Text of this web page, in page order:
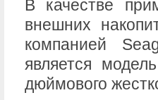
В качестве
внешних
компанией
является
дюймового